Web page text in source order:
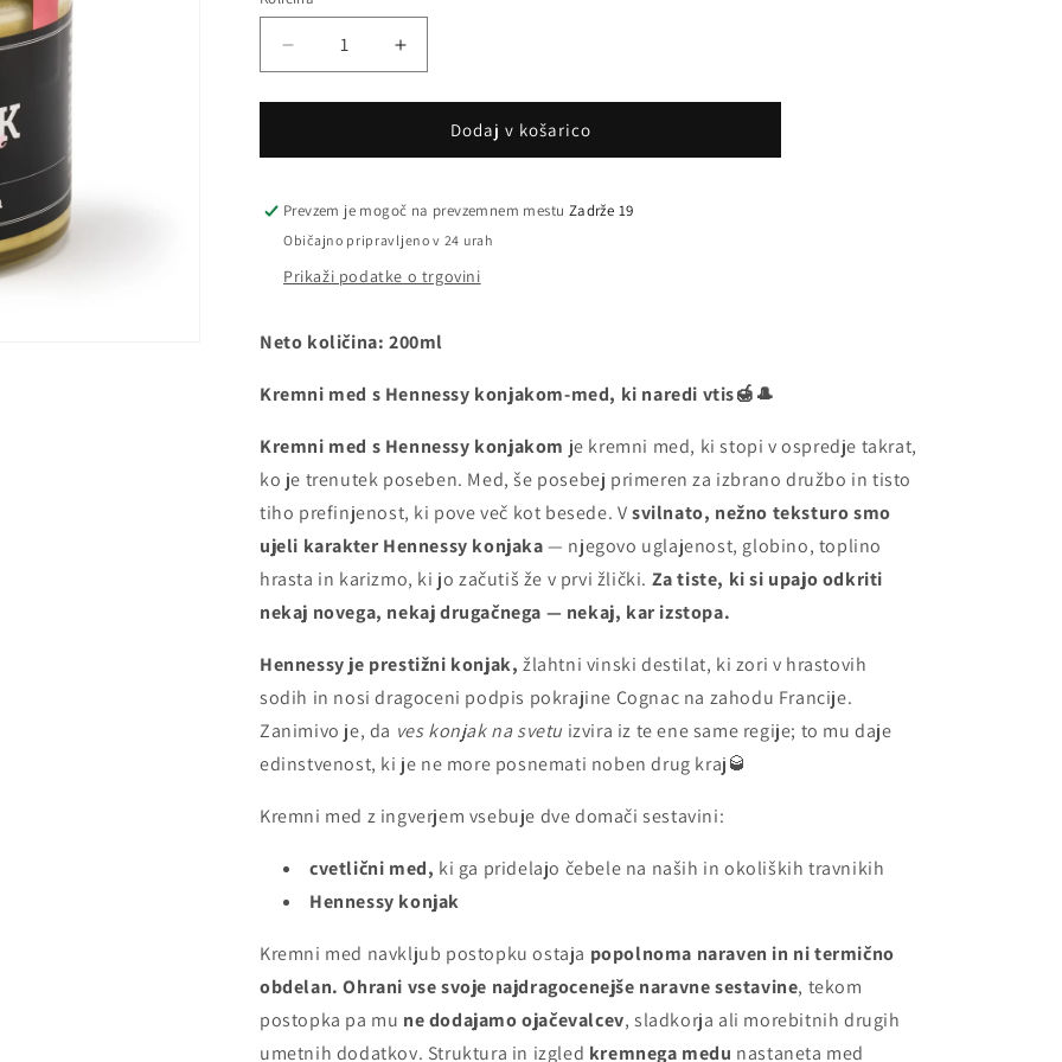
Pomanjšaš
količino
za
Kremni
s
Hennessy
konjakom
Povečaj
količino
za
izdelek
Kremni
s
Hennessy
konjakom
Dodaj v košarico
Prevzem je mogoč na prevzemnem mestu Zadrže 19
Običajno pripravljeno v 24 urah
Prikaži podatke o trgovini
Neto količina: 200ml
Kremni med s Hennessy konjakom-med, ki naredi vtis🍯🎩
Kremni med s Hennessy konjakom je kremni med, ki stopi v ospredje takrat,
ko je trenutek poseben. Med, še posebej primeren za izbrano družbo in tisto
tiho prefinjenost, ki pove več kot besede. Vsvilnato, nežno teksturo smo
ujeli karakter Hennessy konjaka— njegovo uglajenost, globino, toplino
hrasta in karizmo, ki jo začutiš že v prvi žlički. Za tiste, ki si upajo odkriti
nekaj novega, nekaj drugačnega — nekaj, kar izstopa.
Hennessy je prestižni konjak, žlahtni vinski destilat, ki zori v hrastovih
sodih in nosi dragoceni podpis pokrajine Cognac na zahodu Francije.
Zanimivo je, da ves konjak na svetu izvira iz te ene same regije; to mu daje
edinstvenost, ki je ne more posnemati noben drug kraj🥃
Kremni med z ingverjem vsebuje dve domači sestavini:
cvetlični med, ki ga pridelajo čebele na naših in okoliških travnikih
Hennessy konjak
Kremni med navkljub postopku ostaja popolnoma naraven in ni termično
obdelan. Ohrani vse svoje najdragocenejše naravne sestavine, tekom
postopka pa mu ne dodajamo ojačevalcev, sladkorja ali morebitnih drugih
umetnih dodatkov. Struktura in izgled kremnega medu nastaneta med